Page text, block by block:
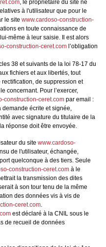
, le proprietaire du site ne
à l'utilisateur que pour le
le site www.cardoso-construction-
en toute connaissance de
même à leur saisie. Il est alors
construction-ceret.com l’obligation
38 et suivants de la loi 78-17 du
fichiers et aux libertés, tout
rectification, de suppression et
concernant. Pour l’exercer,
construction-ceret.com par email :
écrite et signée,
avec signature du titulaire de la
réponse doit être envoyée.
du site www.cardoso-
de l'utilisateur, échangée,
quelconque à des tiers. Seule
construction-ceret.com à le
la transmission des dites
à son tour tenu de la même
des données vis à vis de
ceret.com.
est déclaré à la CNIL sous le
de recueil de données